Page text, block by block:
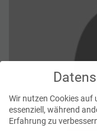
Wir nutzen Cookies auf
essenziell, während
Erfahrung zu